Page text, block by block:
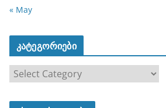
« May
კატეგორიები
ტ